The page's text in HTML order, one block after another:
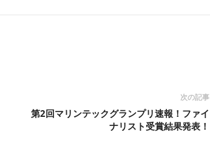
次の記事
第2回マリンテックグランプリ速報！ファイ
ナリスト受賞結果発表！